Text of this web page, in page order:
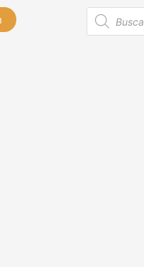
Búsqueda
de
productos